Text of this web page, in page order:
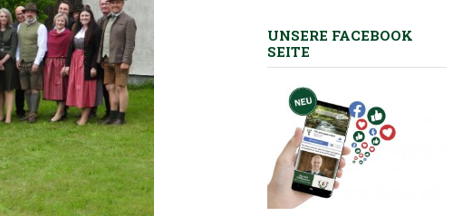
UNSERE FACEBOOK
SEITE